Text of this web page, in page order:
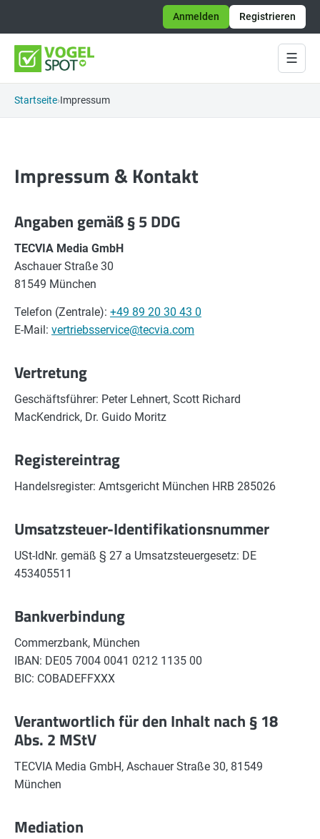
Anmelden Registrieren
☰
Startseite Impressum
Impressum & Kontakt
Angaben gemäß § 5 DDG
TECVIA Media GmbH
Aschauer Straße 30
81549 München
Telefon (Zentrale): +49 89 20 30 43 0
E-Mail: vertriebsservice@tecvia.com
Vertretung
Geschäftsführer: Peter Lehnert, Scott Richard
MacKendrick, Dr. Guido Moritz
Registereintrag
Handelsregister: Amtsgericht München HRB 285026
Umsatzsteuer-Identifikationsnummer
USt-IdNr. gemäß § 27 a Umsatzsteuergesetz: DE
453405511
Bankverbindung
Commerzbank, München
IBAN: DE05 7004 0041 0212 1135 00
BIC: COBADEFFXXX
Verantwortlich für den Inhalt nach § 18
Abs. 2 MStV
TECVIA Media GmbH, Aschauer Straße 30, 81549
München
Mediation